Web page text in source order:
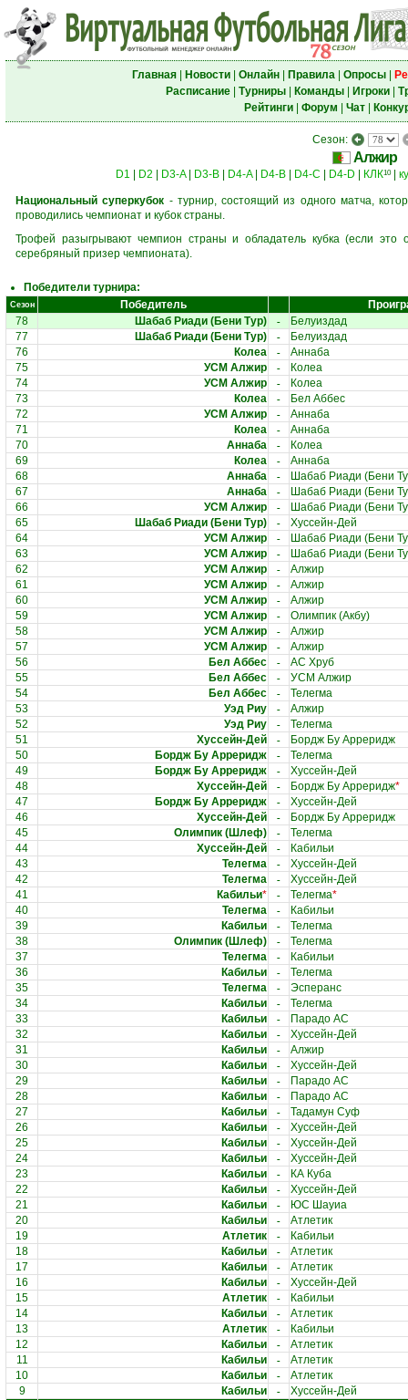
Главная| Новости| Онлайн| Правила| Опросы|
Расписание| Турниры| Команды| Игроки|
Рейтинги| Форум Чат|
Сезон:
Алжир
D1 D2 D3-A| D3-B D4-A| D4-B D4-C D4-D КЛК10|
Национальный суперкубок - турнир, состоящий из одного матча,
проводились чемпионат и кубок страны.
Трофей разыгрывают чемпион страны и обладатель кубка (если
серебряный призер чемпионата).
Победители турнира:
Сезон Победитель
78
Шабаб Риади (Бени Тур) -
Белуиздад
77
Шабаб Риади (Бени Тур) -
Белуиздад
76
Колеа -
Аннаба
75
УСМ Алжир -
Колеа
74
УСМ Алжир -
Колеа
73
Колеа -
Бел Аббес
72
УСМ Алжир -
Аннаба
71
Колеа -
Аннаба
70
Аннаба -
Колеа
69
Колеа -
Аннаба
68
Аннаба -
Шабаб Риади (Бени
67
Аннаба -
Шабаб Риади (Бени
66
УСМ Алжир -
Шабаб Риади (Бени
65
Шабаб Риади (Бени Тур) -
Хуссейн-Дей
64
УСМ Алжир -
Шабаб Риади (Бени
63
УСМ Алжир -
Шабаб Риади (Бени
62
УСМ Алжир -
Алжир
61
УСМ Алжир -
Алжир
60
УСМ Алжир -
Алжир
59
УСМ Алжир -
Олимпик (Акбу)
58
УСМ Алжир -
Алжир
57
УСМ Алжир -
Алжир
56
Бел Аббес -
АС Хруб
55
Бел Аббес -
УСМ Алжир
54
Бел Аббес -
Телегма
53
Уэд Риу -
Алжир
52
Уэд Риу -
Телегма
51
Хуссейн-Дей -
Бордж Бу Арреридж
50
Бордж Бу Арреридж -
Телегма
49
Бордж Бу Арреридж -
Хуссейн-Дей
48
Хуссейн-Дей - Бордж Бу Арреридж*
47
Бордж Бу Арреридж -
Хуссейн-Дей
46
Хуссейн-Дей -
Бордж Бу Арреридж
45
Олимпик (Шлеф) -
Телегма
44
Хуссейн-Дей -
Кабильи
43
Телегма -
Хуссейн-Дей
42
Телегма -
Хуссейн-Дей
41
Кабильи* - Телегма*
40
Телегма -
Кабильи
39
Кабильи -
Телегма
38
Олимпик (Шлеф) -
Телегма
37
Телегма -
Кабильи
36
Кабильи -
Телегма
35
Телегма -
Эсперанс
34
Кабильи -
Телегма
33
Кабильи -
Парадо АС
32
Кабильи -
Хуссейн-Дей
31
Кабильи -
Алжир
30
Кабильи -
Хуссейн-Дей
29
Кабильи -
Парадо АС
28
Кабильи -
Парадо АС
27
Кабильи -
Тадамун Суф
26
Кабильи -
Хуссейн-Дей
25
Кабильи -
Хуссейн-Дей
24
Кабильи -
Хуссейн-Дей
23
Кабильи -
КА Куба
22
Кабильи -
Хуссейн-Дей
21
Кабильи -
ЮС Шауиа
20
Кабильи -
Атлетик
19
Атлетик -
Кабильи
18
Кабильи -
Атлетик
17
Кабильи -
Атлетик
16
Кабильи -
Хуссейн-Дей
15
Атлетик -
Кабильи
14
Кабильи -
Атлетик
13
Атлетик -
Кабильи
12
Кабильи -
Атлетик
11
Кабильи -
Атлетик
10
Кабильи -
Атлетик
9
Кабильи - Хуссейн-Дей